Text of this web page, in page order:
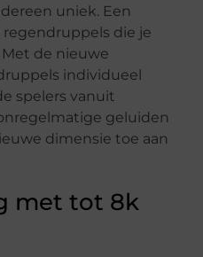
uniek. Een
die je
de nieuwe
individueel
spelers vanuit
geluiden
dimensie toe aan
met tot 8k